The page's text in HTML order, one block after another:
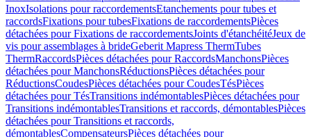
InoxIsolations pour raccordementsEtanchements pour tubes et
raccordsFixations pour tubesFixations de raccordementsPièces
détachées pour Fixations de raccordementsJoints d'étanchéitéJeux de
vis pour assemblages à brideGeberit Mapress ThermTubes
ThermRaccordsPièces détachées pour RaccordsManchonsPièces
détachées pour ManchonsRéductionsPièces détachées pour
RéductionsCoudesPièces détachées pour CoudesTésPièces
détachées pour TésTransitions indémontablesPièces détachées pour
Transitions indémontablesTransitions et raccords, démontablesPièces
détachées pour Transitions et raccords,
démontablesCompensateursPièces détachées pour